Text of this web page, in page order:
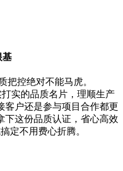
基
把控绝对不能马虎。
实的品质名片，理顺生产
客户还是参与项目合作都更
下这份品质认证，省心高效
定不用费心折腾。